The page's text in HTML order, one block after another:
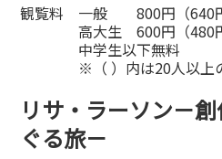
観覧料 一般 800円（640円
高大生 600円（480円
中学生以下無料
※（ ）内は20人以上の
リサ・ラーソン－
ぐる旅－